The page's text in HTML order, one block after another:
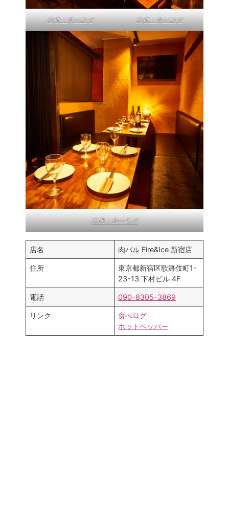
出典：食べログ 出典：食べログ
出典：食べログ
店名 肉バル Fire&Ice 新宿店
住所
東京都新宿区歌舞伎町1-
23-13 下村ビル 4F
電話 090-8305-3869
リンク
食べログ
ホットペッパー